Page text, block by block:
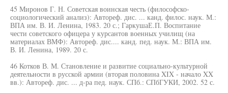
45 Миронов Г. Н. Советская воинская честь (философско-
социологический анализ): Автореф. дис. ... канд. филос. наук. М.:
ВПА им. В. И. Ленина, 1983. 20 с.; ГаркушаЕ.П. Воспитание
чести советского офицера у курсантов военных училищ (на
материалах ВМФ): Автореф. дис.... канд. пед. наук. М.: ВПА им.
В. И. Ленина, 1989. 20 с.
46 Котков В. М. Становление и развитие социально-культурной
деятельности в русской армии (вторая половина XIX - начало XX
вв.): Автореф. дис. ... д-ра пед. наук. СПб.: СПбГУКИ, 2002. 52 с.